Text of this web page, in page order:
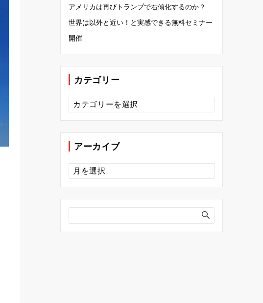
アメリカは再びトランプで右傾化するのか？
世界は以外と近い！と実感できる無料セミナー
開催
カテゴリー
カ
テ
ゴ
ー
アーカイブ
ア
ー
カ
ブ